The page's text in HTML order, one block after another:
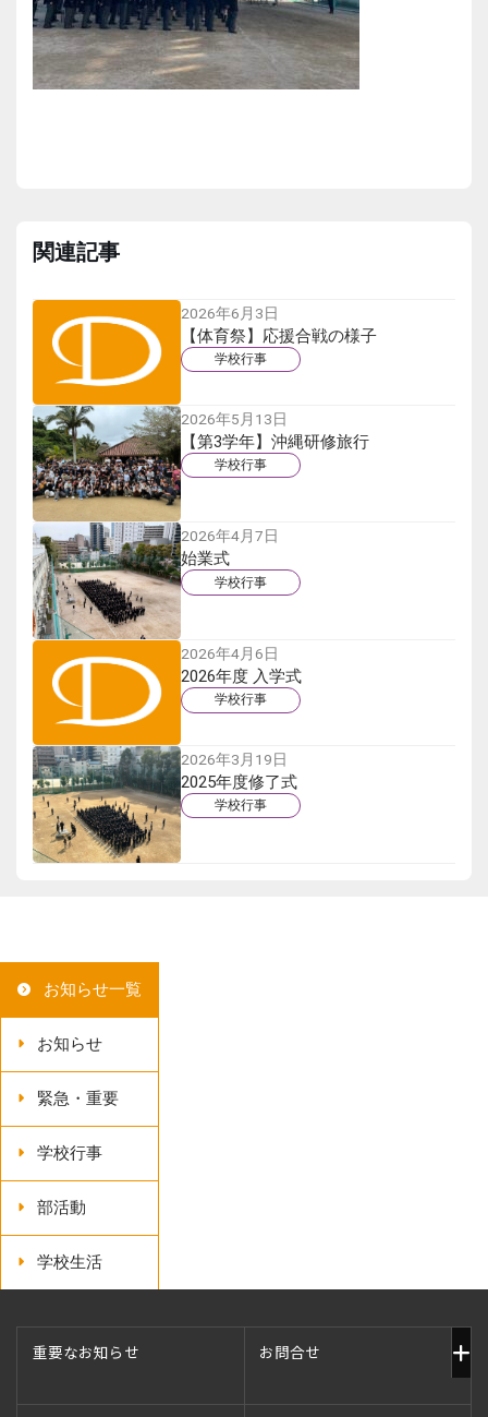
関連記事
2026年6月3日
【体育祭】応援合戦の様子
学校行事
2026年5月13日
【第3学年】沖縄研修旅行
学校行事
2026年4月7日
始業式
学校行事
2026年4月6日
2026年度 入学式
学校行事
2026年3月19日
2025年度修了式
学校行事
お知らせ一覧
お知らせ
緊急・重要
学校行事
部活動
学校生活
重要なお知らせ お問合せ